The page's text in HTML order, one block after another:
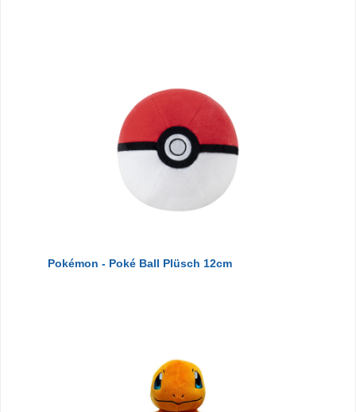
Pokémon - Poké Ball Plüsch 12cm